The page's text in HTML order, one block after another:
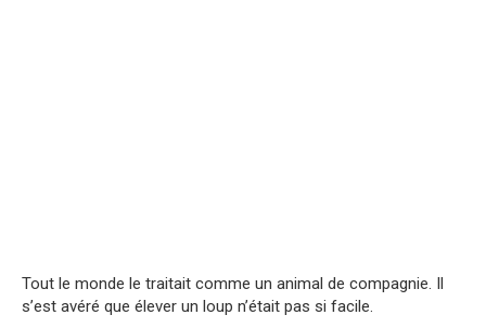
Tout le monde le traitait comme un animal de compagnie. Il
s’est avéré que élever un loup n’était pas si facile.